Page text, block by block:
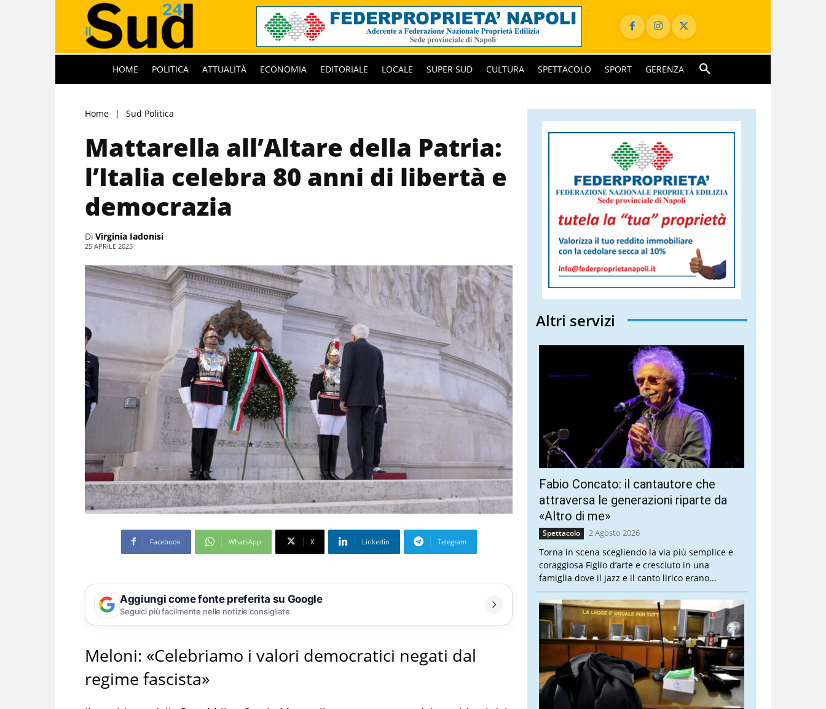
HOME POLITICA ATTUALITÀ ECONOMIA EDITORIALE LOCALE SUPER SUD CULTURA SPETTACOLO SPORT GERENZA
Home Sud Politica
Mattarella all’Altare della Patria:
l’Italia celebra 80 anni di libertà e
democrazia
Di Virginia Iadonisi
25 APRILE 2025
Facebook WhatsApp X Linkedin Telegram
Aggiungi come fonte preferita su Google
Seguici più facilmente nelle notizie consigliate
Meloni: «Celebriamo i valori democratici negati dal
regime fascista»
Altri servizi
Fabio Concato: il cantautore che
attraversa le generazioni riparte da
«Altro di me»
Spettacolo 2 Agosto 2026
Torna in scena scegliendo la via più semplice e
coraggiosa Figlio d’arte e cresciuto in una
famiglia dove il jazz e il canto lirico erano...